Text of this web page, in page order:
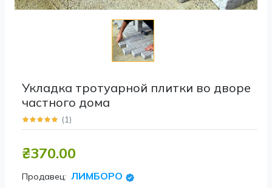
Укладка тротуарной плитки во дворе
частного дома
(1)
₴370.00
Продавец: ЛИМБОРО